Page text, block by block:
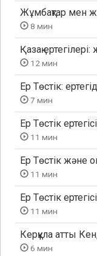
Жұмбақтар мен
8 мин
Қазақ
12 мин
Ер Төстік:
7 мин
Ер Төстік
11 мин
Ер Төстік және
11 мин
Ер Төстік
11 мин
Керқұла атты
6 мин